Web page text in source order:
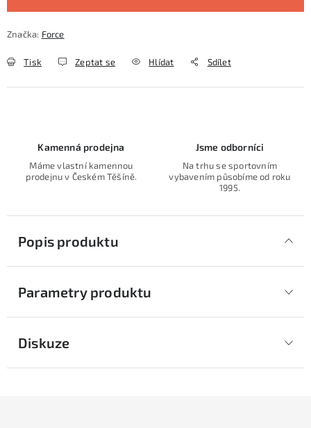
Značka: Force
Tisk Zeptat se Hlídat Sdílet
Kamenná prodejna
Máme vlastní kamennou
prodejnu v Českém Těšíně.
Jsme odborníci
Na trhu se sportovním
vybavením působíme od roku
1995.
Popis produktu
Parametry produktu
Diskuze